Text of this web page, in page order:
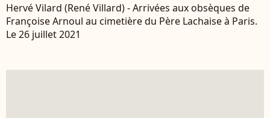
Hervé Vilard (René Villard) - Arrivées aux obsèques de
Françoise Arnoul au cimetière du Père Lachaise à Paris.
Le 26 juillet 2021